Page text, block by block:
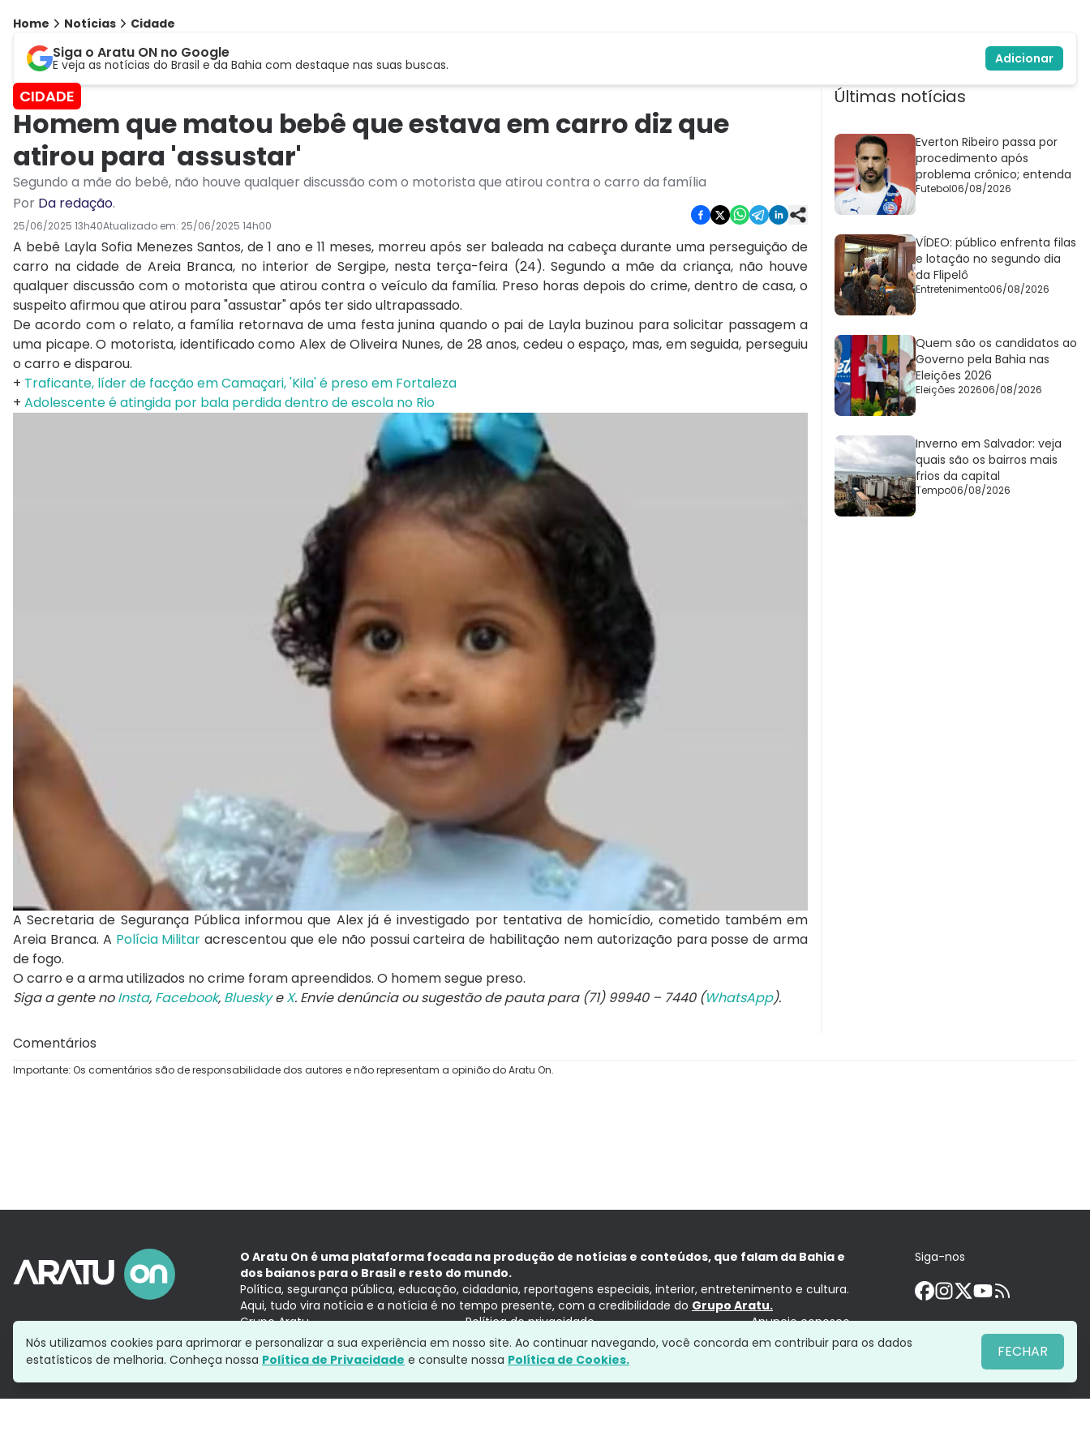
Home Notícias Cidade
Siga o Aratu ON no Google
E veja as notícias do Brasil e da Bahia com destaque nas suas buscas. Adicionar
CIDADE
Homem que matou bebê que estava em carro diz que
atirou para 'assustar'
Segundo a mãe do bebê, não houve qualquer discussão com o motorista que atirou contra o carro da família
Por Da redação.
25/06/2025 13h40Atualizado em: 25/06/2025 14h00
A bebê Layla Sofia Menezes Santos, de 1 ano e 11 meses, morreu após ser baleada na cabeça durante uma perseguição de
carro na cidade de Areia Branca, no interior de Sergipe, nesta terça-feira (24). Segundo a mãe da criança, não houve
qualquer discussão com o motorista que atirou contra o veículo da família. Preso horas depois do crime, dentro de casa, o
suspeito afirmou que atirou para "assustar" após ter sido ultrapassado.
De acordo com o relato, a família retornava de uma festa junina quando o pai de Layla buzinou para solicitar passagem a
uma picape. O motorista, identificado como Alex de Oliveira Nunes, de 28 anos, cedeu o espaço, mas, em seguida, perseguiu
o carro e disparou.
+ Traficante, líder de facção em Camaçari, 'Kila' é preso em Fortaleza
+ Adolescente é atingida por bala perdida dentro de escola no Rio
A Secretaria de Segurança Pública informou que Alex já é investigado por tentativa de homicídio, cometido também em
Areia Branca. A Polícia Militar acrescentou que ele não possui carteira de habilitação nem autorização para posse de arma
de fogo.
O carro e a arma utilizados no crime foram apreendidos. O homem segue preso.
Siga a gente noInsta, Facebook, BlueskyeX. Envie denúncia ou sugestão de pauta para (71) 99940 – 7440 (WhatsApp).
Últimas notícias
Everton Ribeiro passa por
procedimento após
problema crônico; entenda
Futebol06/08/2026
VÍDEO: público enfrenta filas
e lotação no segundo dia
da Flipelô
Entretenimento06/08/2026
Quem são os candidatos ao
Governo pela Bahia nas
Eleições 2026
Eleições 202606/08/2026
Inverno em Salvador: veja
quais são os bairros mais
frios da capital
Tempo06/08/2026
Comentários
Importante: Os comentários são de responsabilidade dos autores e não representam a opinião do Aratu On.
O Aratu On é uma plataforma focada na produção de notícias e conteúdos, que falam da Bahia e
dos baianos para o Brasil e resto do mundo.
Política, segurança pública, educação, cidadania, reportagens especiais, interior, entretenimento e cultura.
Aqui, tudo vira notícia e a notícia é no tempo presente, com a credibilidade do Grupo Aratu.
Grupo Aratu
Política de privacidade Anuncie conosco
Siga-nos
Nós utilizamos cookies para aprimorar e personalizar a sua experiência em nosso site. Ao continuar navegando, você concorda em contribuir para os dados
estatísticos de melhoria. Conheça nossa Política de Privacidade e consulte nossa Política de Cookies. FECHAR